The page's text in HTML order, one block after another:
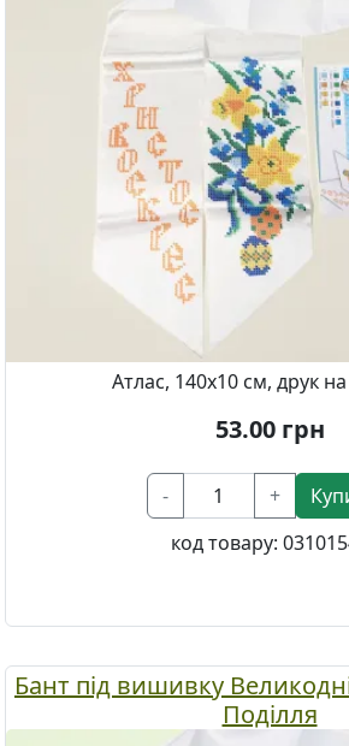
Атлас, 140х10 см, друк на
53.00грн
- +
код товару:
Бант під вишивку
Поділля